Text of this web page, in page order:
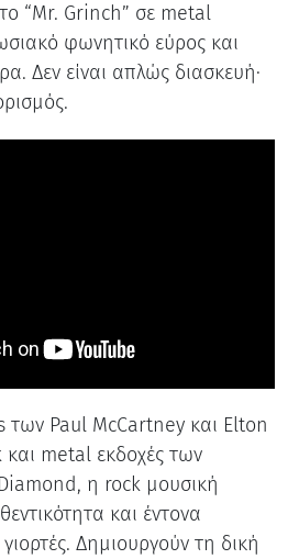
“Mr. Grinch” σε metal
φωνητικό εύρος και
Δεν είναι απλώς διασκευή·
των Paul McCartney και Elton
και metal εκδοχές των
η rock μουσική
και έντονα
Δημιουργούν τη δική